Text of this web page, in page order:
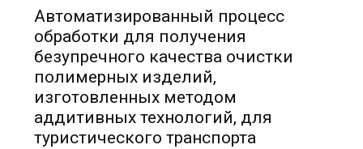
Автоматизированный процесс
обработки для получения
безупречного качества очистки
полимерных изделий,
изготовленных методом
аддитивных технологий, для
туристического транспорта